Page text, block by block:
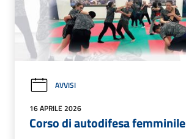
AVVISI
16 APRILE 2026
Corso di autodifesa femminile